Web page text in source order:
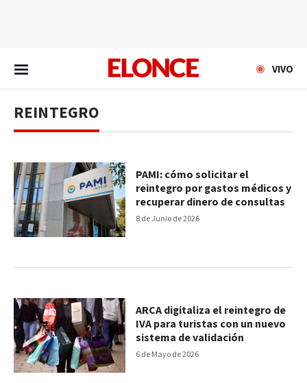
VIVO
REINTEGRO
8 de Junio de 2026
PAMI: cómo solicitar el
reintegro por gastos médicos y
recuperar dinero de consultas
6 de Mayo de 2026
ARCA digitaliza el reintegro de
IVA para turistas con un nuevo
sistema de validación